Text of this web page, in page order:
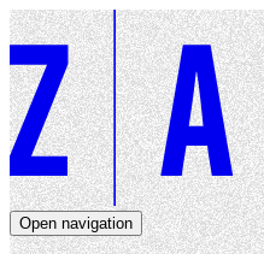
Open navigation